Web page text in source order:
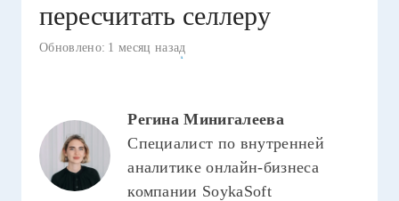
пересчитать селлеру
Обновлено: 1 месяц назад
Регина Минигалеева
Специалист по внутренней
аналитике онлайн-бизнеса
компании SoykaSoft